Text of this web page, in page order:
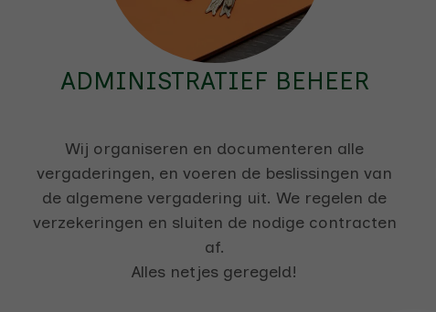
ADMINISTRATIEF BEHEER
Wij organiseren en documenteren alle
vergaderingen, en voeren de beslissingen van
de algemene vergadering uit. We regelen de
verzekeringen en sluiten de nodige contracten
af.
Alles netjes geregeld!